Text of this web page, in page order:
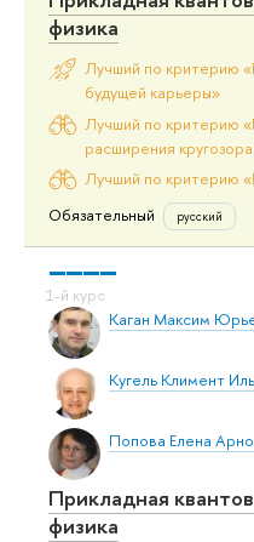
физика
Лучший по критерию
будущей карьеры»
Лучший по критерию
расширения
Лучший по критерию
Обязательный
русский
Каган Максим
Кугель Климент
Попова Елена
Прикладная
физика